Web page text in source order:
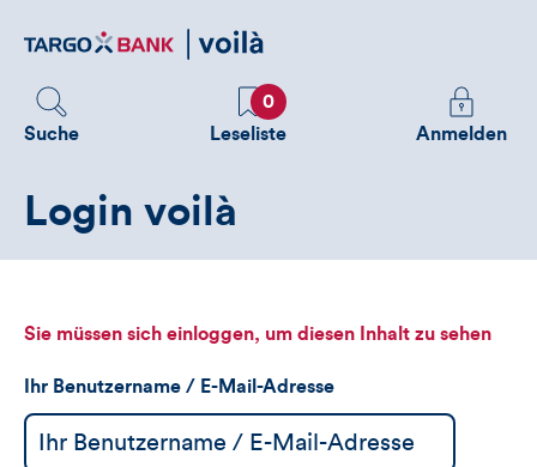
zum
Suche
Favoriten
0
Leseliste
Melden
Sie
sehen
Anmelden
Login voilà
Sie müssen sich einloggen, um diesen Inhalt zu sehen
Ihr Benutzername / E-Mail-Adresse